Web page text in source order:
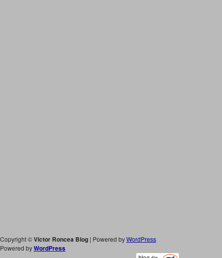
Copyright ©Victor Roncea Blog | Powered byWordPress
Powered byWordPress